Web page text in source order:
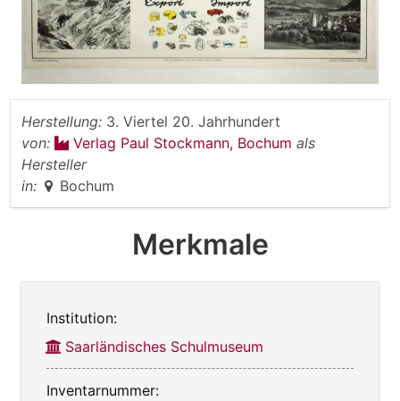
Herstellung: 3. Viertel 20. Jahrhundert
von:
Verlag Paul Stockmann, Bochum als
Hersteller
in:
Bochum
Merkmale
Institution:
Saarländisches Schulmuseum
Inventarnummer: